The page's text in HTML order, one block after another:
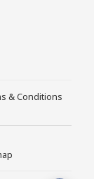
& Conditions